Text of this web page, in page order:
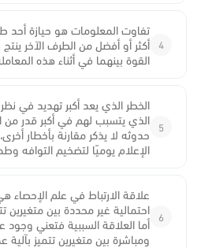
4
تفاوت المعلومات هو حيازة أحد
أكثر أو أفضل من الطرف الآخر
القوة بينهما في أثناء هذه
5
الخطر الذي يعد أكبر تهديد في
الذي يتسبب لهم في أكبر قدر من
حدوثه لا يذكر مقارنة بأخطار
الإعلام يوميًا لتضخيم التوافه
6
علاقة الارتباط في علم الإحصاء
احتمالية غير محددة بين متغيرين
أما العلاقة السببية فتعني
ومباشرة بين متغيرين تتميز